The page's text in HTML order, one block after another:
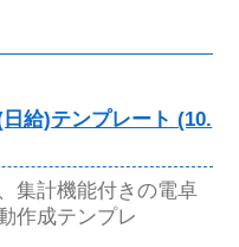
給)テンプレート (10.
集計機能付きの電卓
作成テンプレ